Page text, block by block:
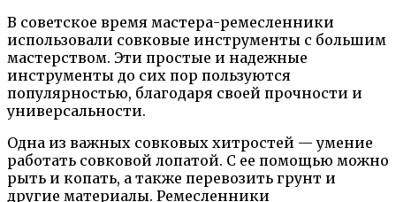
В советское время мастера-ремесленники
использовали совковые инструменты с большим
мастерством. Эти простые и надежные
инструменты до сих пор пользуются
популярностью, благодаря своей прочности и
универсальности.
Одна из важных совковых хитростей — умение
работать совковой лопатой. С ее помощью можно
рыть и копать, а также перевозить грунт и
другие материалы. Ремесленники